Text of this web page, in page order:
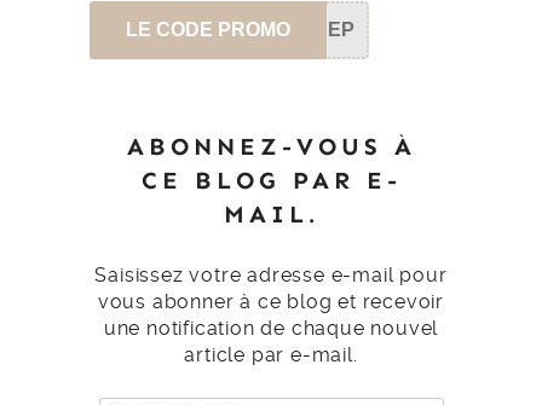
LE CODE PROMO SEP
ABONNEZ-VOUS À
CE BLOG PAR E-
MAIL.
Saisissez votre adresse e-mail pour
vous abonner à ce blog et recevoir
une notification de chaque nouvel
article par e-mail.